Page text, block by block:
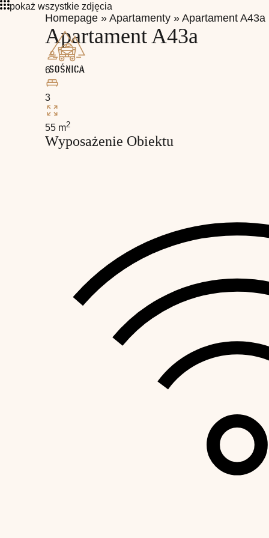
pokaż wszystkie zdjęcia
Homepage » Apartamenty » Apartament A43a
Apartament A43a
6
3
55 m2
Wyposażenie Obiektu